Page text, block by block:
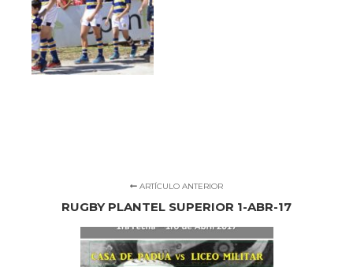
ARTÍCULO ANTERIOR
RUGBY PLANTEL SUPERIOR 1-ABR-17